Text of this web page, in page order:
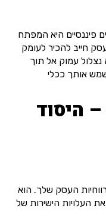
פיננסיים היא המפתח
חייב להכיר לעומק
נצלול עמוק אל תוך
אותך ככלי
היסוד
העסק שלך. הוא
העלויות הישירות של